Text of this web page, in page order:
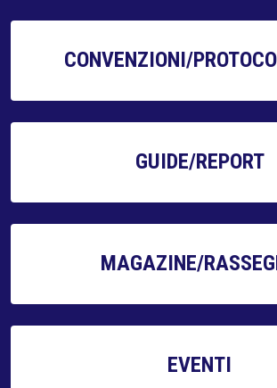
CONVENZIONI/
GUIDE/REPORT
MAGAZINE/
EVENTI